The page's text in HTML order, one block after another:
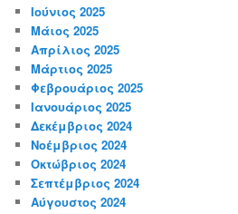
Ιούνιος 2025
Μάιος 2025
Απρίλιος 2025
Μάρτιος 2025
Φεβρουάριος 2025
Ιανουάριος 2025
Δεκέμβριος 2024
Νοέμβριος 2024
Οκτώβριος 2024
Σεπτέμβριος 2024
Αύγουστος 2024